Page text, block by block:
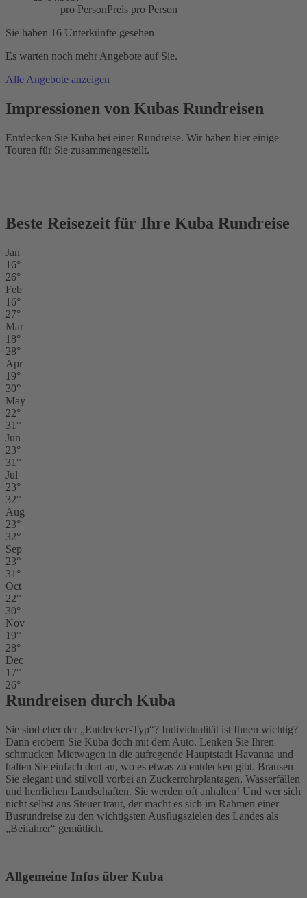
pro PersonPreis pro Person
Sie haben 16 Unterkünfte gesehen
Es warten noch mehr Angebote auf Sie.
Alle Angebote anzeigen
Impressionen von Kubas Rundreisen
Entdecken Sie Kuba bei einer Rundreise. Wir haben hier einige
Touren für Sie zusammengestellt.
Beste Reisezeit für Ihre Kuba Rundreise
Jan
16°
26°
Feb
16°
27°
Mar
18°
28°
Apr
19°
30°
May
22°
31°
Jun
23°
31°
Jul
23°
32°
Aug
23°
32°
Sep
23°
31°
Oct
22°
30°
Nov
19°
28°
Dec
17°
26°
Rundreisen durch Kuba
Sie sind eher der „Entdecker-Typ“? Individualität ist Ihnen wichtig?
Dann erobern Sie Kuba doch mit dem Auto. Lenken Sie Ihren
schmucken Mietwagen in die aufregende Hauptstadt Havanna und
halten Sie einfach dort an, wo es etwas zu entdecken gibt. Brausen
Sie elegant und stilvoll vorbei an Zuckerrohrplantagen, Wasserfällen
und herrlichen Landschaften. Sie werden oft anhalten! Und wer sich
nicht selbst ans Steuer traut, der macht es sich im Rahmen einer
Busrundreise zu den wichtigsten Ausflugszielen des Landes als
„Beifahrer“ gemütlich.
Allgemeine Infos über Kuba